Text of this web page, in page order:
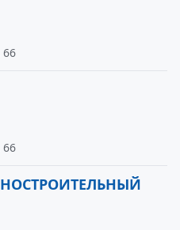
66
66